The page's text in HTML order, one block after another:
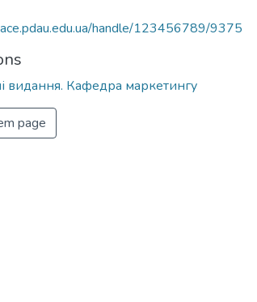
handle/123456789/9375
видання. Кафедра маркетингу
page